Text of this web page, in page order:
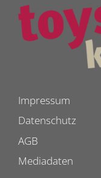
Impressum
Datenschutz
AGB
Mediadaten